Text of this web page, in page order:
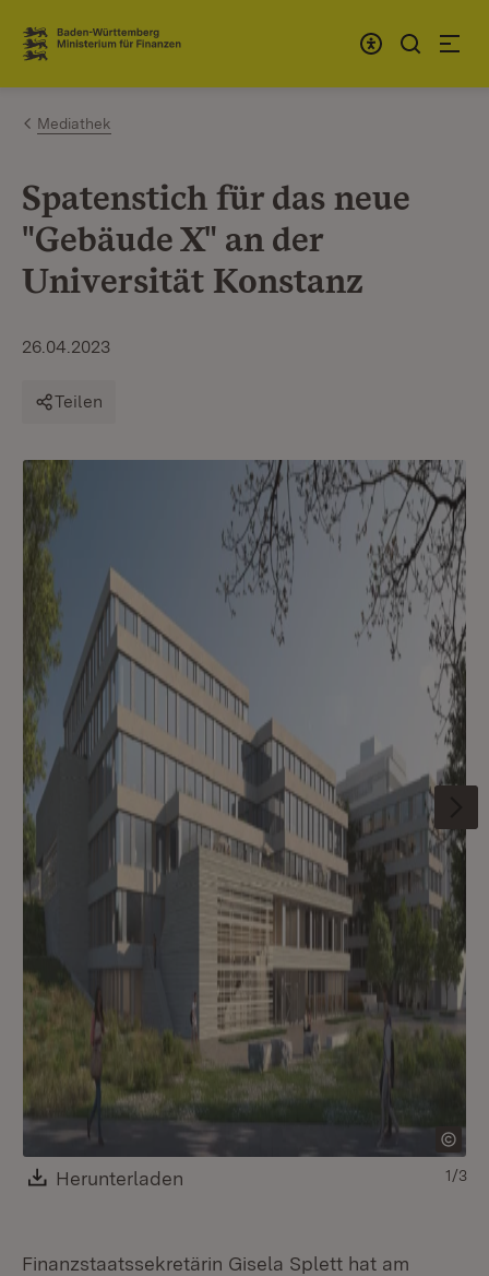
Zum Inhalt springen
Link zur Startseite
Mediathek
Spatenstich für das neue
"Gebäude X" an der
Universität Konstanz
26.04.2023
Teilen
Download:
Herunterladen 1/3
Finanzstaatssekretärin Gisela Splett hat am